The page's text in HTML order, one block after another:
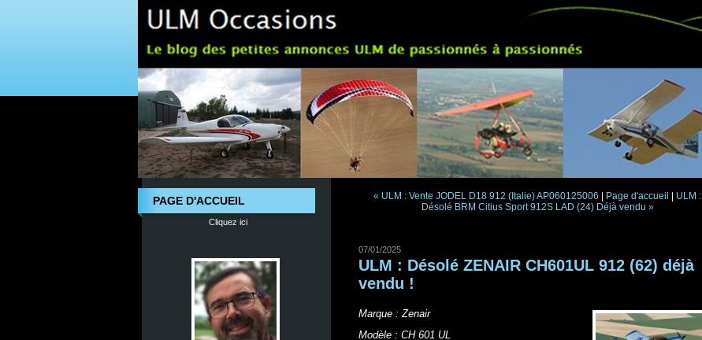
PAGE D'ACCUEIL
Cliquez ici
« ULM : Vente JODEL D18 912 (Italie) AP060125006 Page d'accueil
ULM :
Désolé BRM Citius Sport 912S LAD (24) Déjà vendu »
07/01/2025
ULM : Désolé ZENAIR CH601UL 912 (62) déjà
vendu !
Marque : Zenair
Modèle : CH 601 UL